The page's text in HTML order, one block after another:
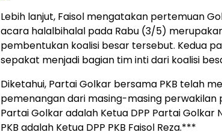
Lebih lanjut, Faisol mengatakan pertemuan
acara halalbihalal pada Rabu (3/5)
pembentukan koalisi besar tersebut. Kedua
sepakat menjadi bagian tim inti dari koalisi
Diketahui, Partai Golkar bersama PKB telah
pemenangan dari masing-masing perwakilan
Partai Golkar adalah Ketua DPP Partai Golkar
PKB adalah Ketua DPP PKB Faisol Reza.***